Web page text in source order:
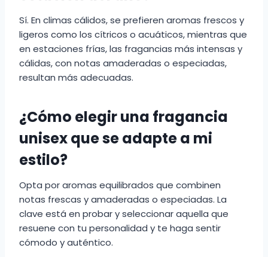
Sí. En climas cálidos, se prefieren aromas frescos y
ligeros como los cítricos o acuáticos, mientras que
en estaciones frías, las fragancias más intensas y
cálidas, con notas amaderadas o especiadas,
resultan más adecuadas.
¿Cómo elegir una fragancia
unisex que se adapte a mi
estilo?
Opta por aromas equilibrados que combinen
notas frescas y amaderadas o especiadas. La
clave está en probar y seleccionar aquella que
resuene con tu personalidad y te haga sentir
cómodo y auténtico.